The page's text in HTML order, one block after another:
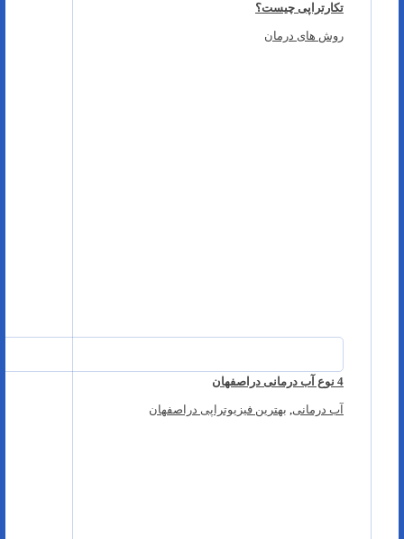
تکارتراپی چیست؟
روش های درمان
4 نوع آب درمانی دراصفهان
آب درمانی, بهترین فیزیوتراپی دراصفهان